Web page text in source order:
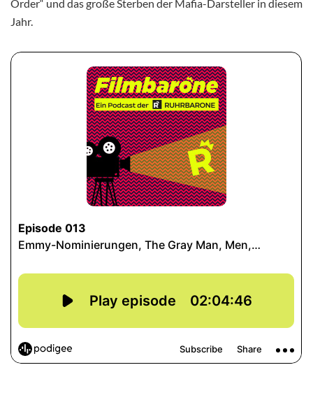
Order“ und das große Sterben der Mafia-Darsteller in diesem
Jahr.